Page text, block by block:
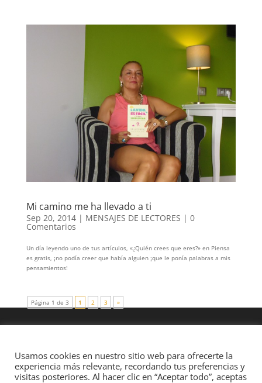
Mi camino me ha llevado a ti
Sep 20, 2014| MENSAJES DE LECTORES | 0
Comentarios
Un día leyendo uno de tus artículos, «¿Quién crees que eres?» en Piensa
es gratis, ¡no podía creer que había alguien ¡que le ponía palabras a mis
pensamientos!
Página 1 de 3 1 2 3 »
Usamos cookies en nuestro sitio web para ofrecerte la
experiencia más relevante, recordando tus preferencias y
visitas posteriores. Al hacer clic en “Aceptar todo”, aceptas